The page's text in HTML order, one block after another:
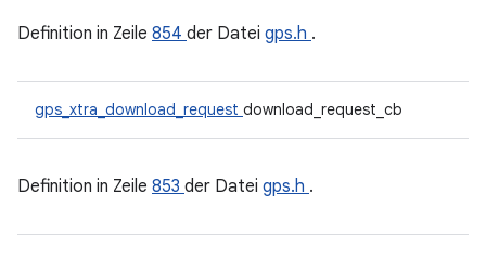
Definition in Zeile 854 der Datei gps.h .
gps_xtra_download_request download_request_cb
Definition in Zeile 853 der Datei gps.h .